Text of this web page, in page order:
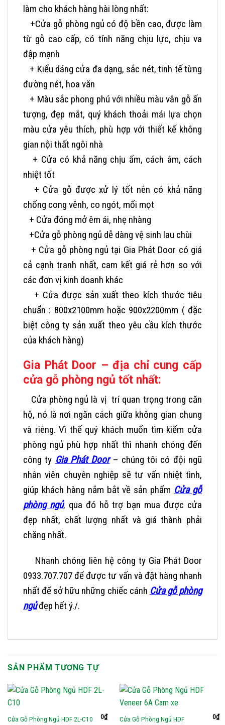
làm cho khách hàng hài lòng nhất:
+Cửa gỗ phòng ngủ có độ bền cao, được làm
từ gỗ cao cấp, có tính năng chịu lực, chịu va
đập mạnh
+ Kiểu dáng cửa đa dạng, sắc nét, tinh tế từng
đường nét, hoa văn
+ Màu sắc phong phú với nhiều màu vân gỗ ấn
tượng, đẹp mắt, quý khách thoải mái lựa chọn
màu cửa yêu thích, phù hợp với thiết kế không
gian nội thất ngôi nhà
+ Cửa có khả năng chịu ẩm, cách âm, cách
nhiệt tốt
+ Cửa gỗ được xử lý tốt nên có khả năng
chống cong vênh, co ngót, mối mọt
+ Cửa đóng mở êm ái, nhẹ nhàng
+Cửa gỗ phòng ngủ dễ dàng vệ sinh lau chùi
+ Cửa gỗ phòng ngủ tại Gia Phát Door có giá
cả cạnh tranh nhất, cam kết giá rẻ hơn so với
các đơn vị kinh doanh khác
+ Cửa được sản xuất theo kích thước tiêu
chuẩn : 800x2100mm hoặc 900x2200mm ( đặc
biệt công ty sản xuất theo yêu cầu kích thước
của khách hàng)
Gia Phát Door – địa chỉ cung cấp
cửa gỗ phòng ngủ tốt nhất:
Cửa phòng ngủ là vị trí quan trọng trong căn
hộ, nó là nơi ngăn cách giữa không gian chung
và riêng. Vì thế quý khách muốn tìm kiếm cửa
phòng ngủ phù hợp nhất thì nhanh chóng đến
công ty Gia Phát Door– chúng tôi có đội ngũ
nhân viên chuyên nghiệp sẽ tư vấn nhiệt tình,
giúp khách hàng nắm bắt về sản phẩm Cửa gỗ
phòng ngủ, qua đó hỗ trợ bạn mua được cửa
đẹp nhất, chất lượng nhất và giá thành phải
chăng nhất.
Nhanh chóng liên hệ công ty Gia Phát Door
0933.707.707 để được tư vấn và đặt hàng nhanh
nhất để sở hữu những chiếc cánh Cửa gỗ phòng
ngủđẹp hết ý./.
SẢN PHẨM TƯƠNG TỰ
Cửa Gỗ Phòng Ngủ HDF 2L-C10 0₫
Cửa Gỗ Phòng Ngủ HDF
0₫